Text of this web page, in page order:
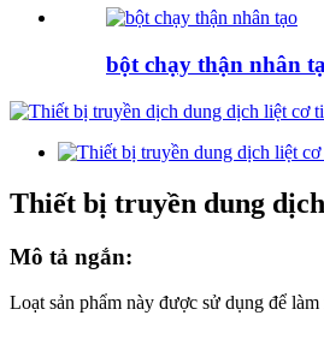
bột chạy thận nhân
Thiết bị truyền dung
Mô tả ngắn:
Loạt sản phẩm này được sử dụng để